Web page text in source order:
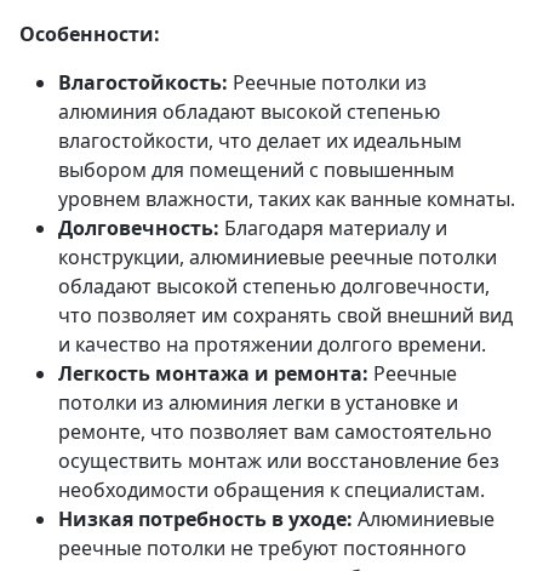
Особенности:
Влагостойкость: Реечные потолки из
алюминия обладают высокой степенью
влагостойкости, что делает их идеальным
выбором для помещений с повышенным
уровнем влажности, таких как ванные комнаты.
Долговечность: Благодаря материалу и
конструкции, алюминиевые реечные потолки
обладают высокой степенью долговечности,
что позволяет им сохранять свой внешний вид
и качество на протяжении долгого времени.
Легкость монтажа и ремонта: Реечные
потолки из алюминия легки в установке и
ремонте, что позволяет вам самостоятельно
осуществить монтаж или восстановление без
необходимости обращения к специалистам.
Низкая потребность в уходе: Алюминиевые
реечные потолки не требуют постоянного